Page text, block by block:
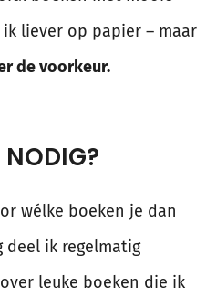
liever op papier – maar
de voorkeur.
NODIG?
wélke boeken je dan
deel ik regelmatig
leuke boeken die ik